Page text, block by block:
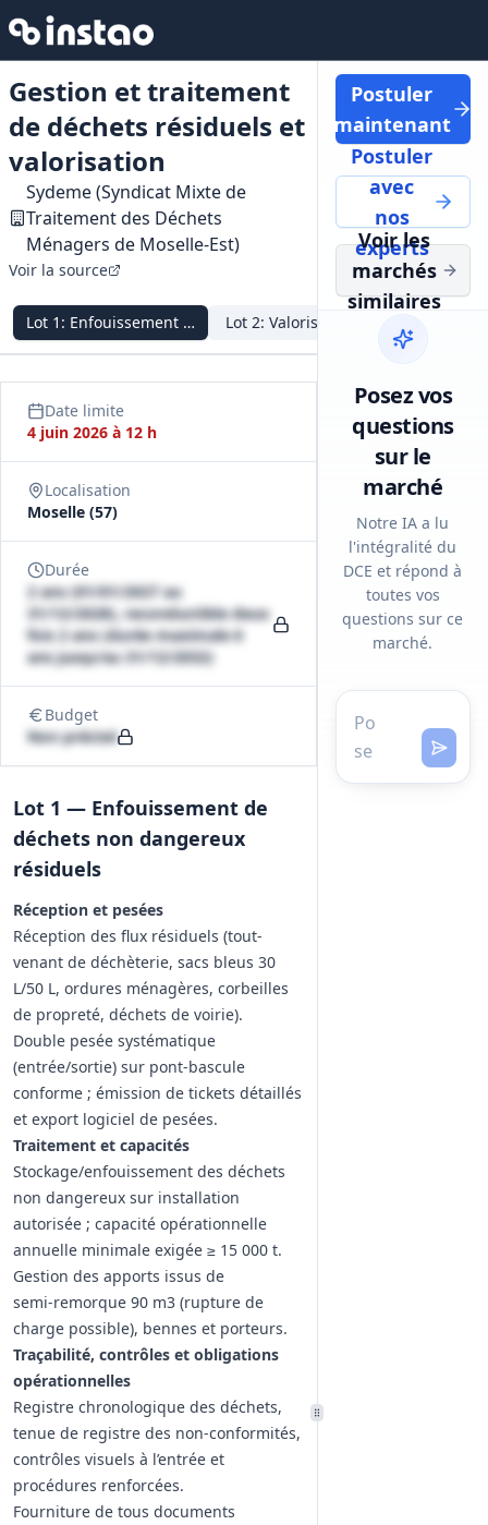
Gestion et traitement
de déchets résiduels et
valorisation
Sydeme (Syndicat Mixte de
Traitement des Déchets
Ménagers de Moselle-Est)
Voir la source
Lot 1 : Enfouissement déchets résiduels
Lot 2: Valorisation thermique
Date limite
4 juin 2026 à 12 h
Localisation
Moselle (57)
Durée
2 ans (01/01/2027 au
31/12/2028), reconductible deux
fois 2 ans (durée maximale 6
ans jusqu'au 31/12/2032)
Budget
Non précisé
Lot 1 — Enfouissement de
déchets non dangereux
résiduels
Réception et pesées
Réception des flux résiduels (tout-
venant de déchèterie, sacs bleus 30
L/50 L, ordures ménagères, corbeilles
de propreté, déchets de voirie).
Double pesée systématique
(entrée/sortie) sur pont-bascule
conforme ; émission de tickets détaillés
et export logiciel de pesées.
Traitement et capacités
Stockage/enfouissement des déchets
non dangereux sur installation
autorisée ; capacité opérationnelle
annuelle minimale exigée ≥ 15 000 t.
Gestion des apports issus de
semi‑remorque 90 m3 (rupture de
charge possible), bennes et porteurs.
Traçabilité, contrôles et obligations
opérationnelles
Registre chronologique des déchets,
tenue de registre des non‑conformités,
contrôles visuels à l’entrée et
procédures renforcées.
Fourniture de tous documents
Postuler
maintenant
Postuler
avec
nos
experts
Voir les
marchés
similaires
Posez vos
questions
sur le
marché
Notre IA a lu
l'intégralité du
DCE et répond à
toutes vos
questions sur ce
marché.